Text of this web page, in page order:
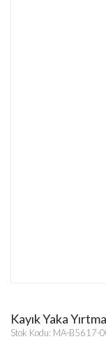
Kayık Yaka
Stok Kodu: MA-